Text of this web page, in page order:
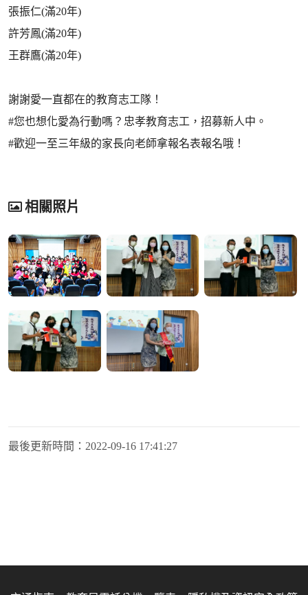
張振仁(滿20年)
許芳鳳(滿20年)
王群鷹(滿20年)
謝謝愛一直都在的教育志工隊！
#您也想化愛為行動嗎？忠孝教育志工，招募新人中。
#歡迎一至三年級的家長向老師拿報名表報名哦！
相關照片
最後更新時間： 2022-09-16 17:41:27